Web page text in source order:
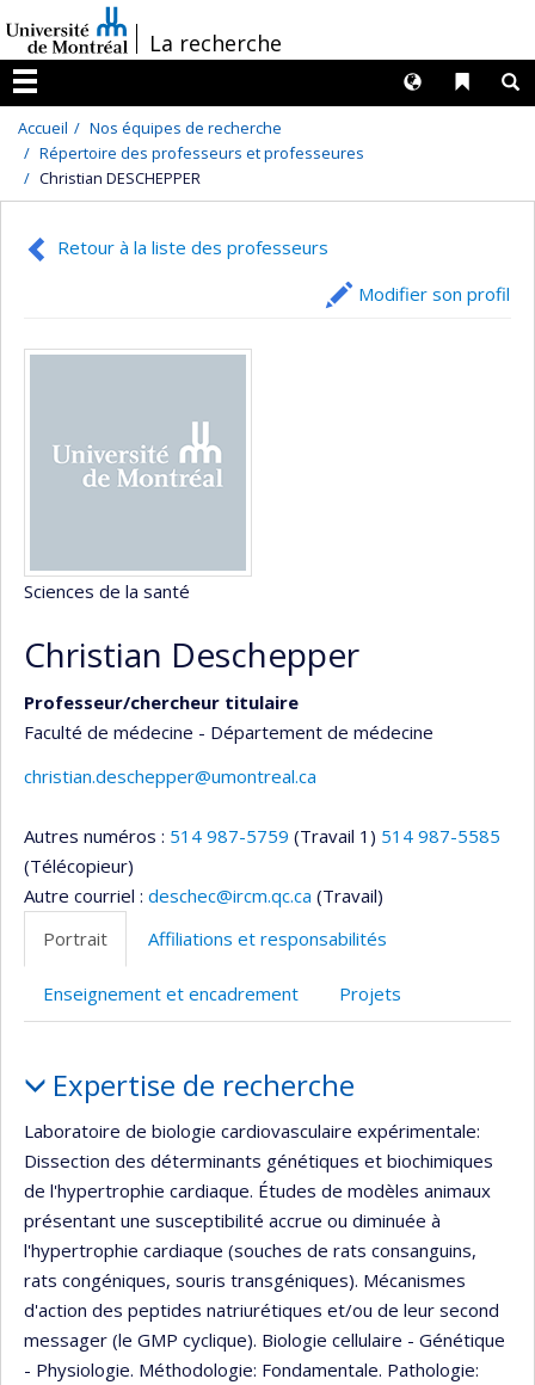
au
contenu
/La recherche
Menu
Liens
Langues
Accueil
Nos équipes de recherche
Répertoire des professeurs et professeures
Christian DESCHEPPER
Retour à la liste des professeurs
Modifier son profil
Sciences de la santé
Christian Deschepper
Professeur/chercheur titulaire
Faculté de médecine - Département de médecine
christian.deschepper@umontreal.ca
Autres numéros : 514 987-5759 (Travail 1) 514 987-5585
(Télécopieur)
Autre courriel : deschec@ircm.qc.ca (Travail)
Portrait
Affiliations et responsabilités
Enseignement et encadrement Projets
Expertise de recherche
Laboratoire de biologie cardiovasculaire expérimentale:
Dissection des déterminants génétiques et biochimiques
de l'hypertrophie cardiaque. Études de modèles animaux
présentant une susceptibilité accrue ou diminuée à
l'hypertrophie cardiaque (souches de rats consanguins,
rats congéniques, souris transgéniques). Mécanismes
d'action des peptides natriurétiques et/ou de leur second
messager (le GMP cyclique). Biologie cellulaire - Génétique
- Physiologie. Méthodologie: Fondamentale. Pathologie: